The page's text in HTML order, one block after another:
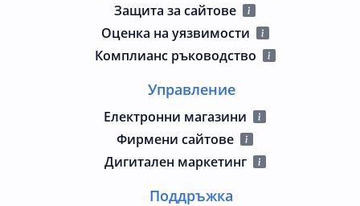
Защита за сайтове
Оценка на уязвимости
Комплианс ръководство
Управление
Електронни магазини
Фирмени сайтове
Дигитален маркетинг
Поддръжка